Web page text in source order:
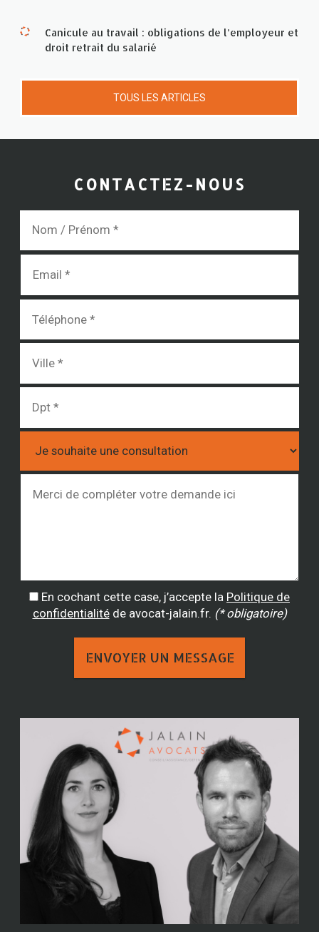
Canicule au travail : obligations de l’employeur et
droit retrait du salarié
TOUS LES ARTICLES
CONTACTEZ-NOUS
En cochant cette case, j’accepte la Politique de
confidentialitéde avocat-jalain.fr. (* obligatoire)